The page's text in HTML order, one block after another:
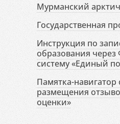
Мурманский
Государственная
Инструкция по
образования
систему «Единый
Памятка-
размещения
оценки»